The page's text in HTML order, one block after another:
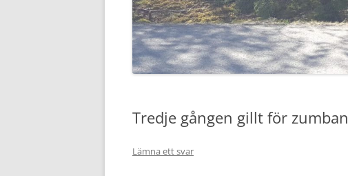
Tredje gången gillt för zumban
Lämna ett svar